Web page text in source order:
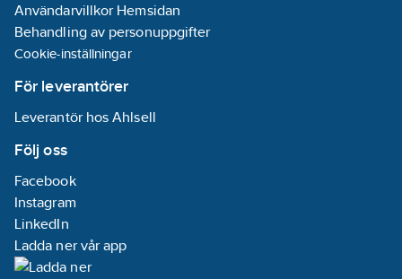
Användarvillkor Hemsidan
Behandling av personuppgifter
Cookie-inställningar
För leverantörer
Leverantör hos Ahlsell
Följ oss
Facebook
Instagram
LinkedIn
Ladda ner vår app